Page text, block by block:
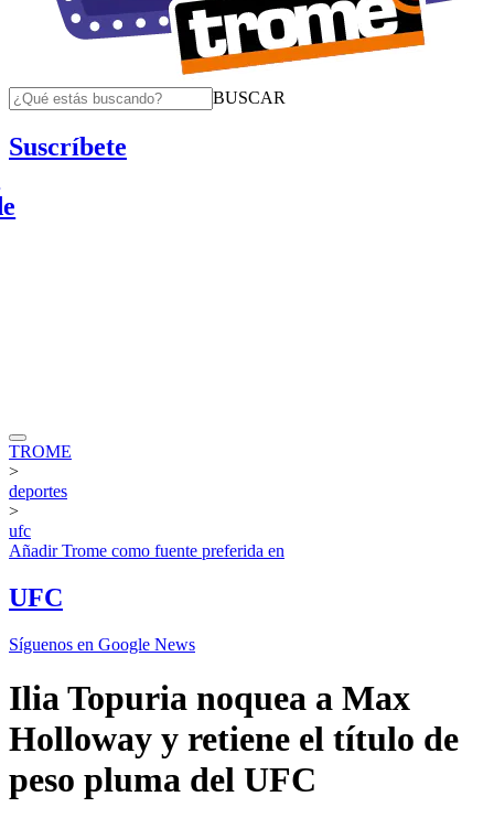
BUSCAR
Suscríbete
TROME
>
deportes
>
ufc
AñadirTrome como fuente preferida en
UFC
Síguenos en Google News
Ilia Topuria noquea a Max
Holloway y retiene el título de
peso pluma del UFC